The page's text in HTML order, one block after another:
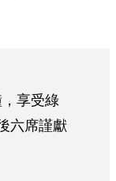
享受綠
六席謹獻